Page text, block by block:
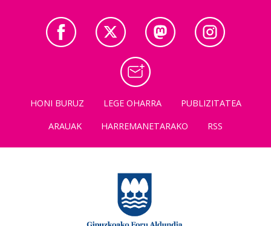
HONI BURUZ LEGE OHARRA
PUBLIZITATEA
ARAUAK
HARREMANETARAKO RSS